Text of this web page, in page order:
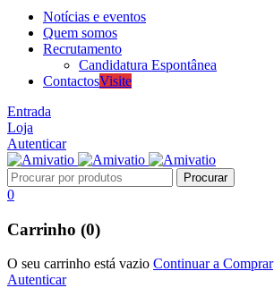
Notícias e eventos
Quem somos
Recrutamento
Candidatura Espontânea
ContactosVisite
Entrada
Loja
Autenticar
0
Carrinho (0)
O seu carrinho está vazio Continuar a Comprar
Autenticar